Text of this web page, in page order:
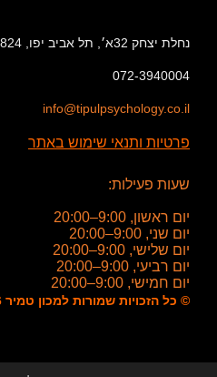
נחלת יצחק 32א׳, תל אביב יפו, 6744824
072-3940004
info@tipulpsychology.co.il
פרטיות ותנאי שימוש באתר
שעות פעילות:
יום ראשון, 9:00–20:00
יום שני, 9:00–20:00
יום שלישי, 9:00–20:00
יום רביעי, 9:00–20:00
יום חמישי, 9:00–20:00
© כל הזכויות שמורות למכון טמיר 2026